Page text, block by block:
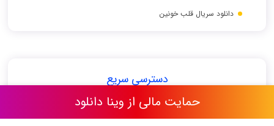
دانلود سریال قلب خونین
دسترسی سریع
وینا دانلود
سریال
DMCA
حمایت مالی از وینا دانلود